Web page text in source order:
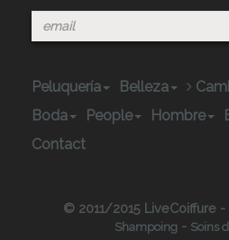
Peluquería Belleza
Boda
People Hombre
Contact
© 2011/2015 LiveCoiffure -
Shampoing - Soins